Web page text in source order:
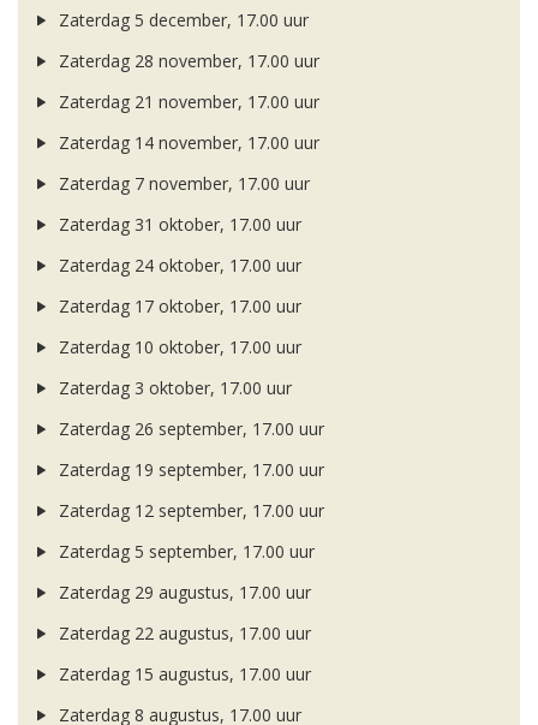
Zaterdag 5 december, 17.00 uur
Zaterdag 28 november, 17.00 uur
Zaterdag 21 november, 17.00 uur
Zaterdag 14 november, 17.00 uur
Zaterdag 7 november, 17.00 uur
Zaterdag 31 oktober, 17.00 uur
Zaterdag 24 oktober, 17.00 uur
Zaterdag 17 oktober, 17.00 uur
Zaterdag 10 oktober, 17.00 uur
Zaterdag 3 oktober, 17.00 uur
Zaterdag 26 september, 17.00 uur
Zaterdag 19 september, 17.00 uur
Zaterdag 12 september, 17.00 uur
Zaterdag 5 september, 17.00 uur
Zaterdag 29 augustus, 17.00 uur
Zaterdag 22 augustus, 17.00 uur
Zaterdag 15 augustus, 17.00 uur
Zaterdag 8 augustus, 17.00 uur